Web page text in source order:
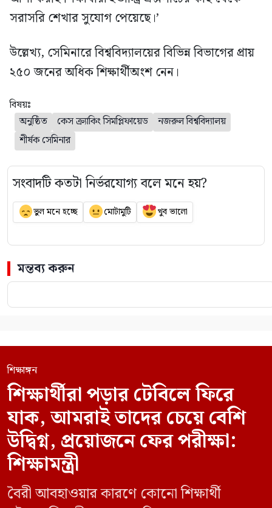
সরাসরি শেখার সুযোগ পেয়েছে।’
উল্লেখ্য, সেমিনারে বিশ্ববিদ্যালয়ের বিভিন্ন বিভাগের প্রায়
২৫০ জনের অধিক শিক্ষার্থীঅংশ নেন।
বিষয়ঃ
অনুষ্ঠিত
কেস ক্র্যাকিং সিমপ্লিফায়েড
নজরুল বিশ্ববিদ্যালয়
শীর্ষক সেমিনার
সংবাদটি কতটা নির্ভরযোগ্য বলে মনে হয়?
ভুল মনে হচ্ছে মোটামুটি খুব ভালো
মন্তব্য করুন
শিক্ষাঙ্গন
শিক্ষার্থীরা পড়ার টেবিলে ফিরে
যাক, আমরাই তাদের চেয়ে বেশি
উদ্বিগ্ন, প্রয়োজনে ফের পরীক্ষা:
শিক্ষামন্ত্রী
বৈরী আবহাওয়ার কারণে কোনো শিক্ষার্থী